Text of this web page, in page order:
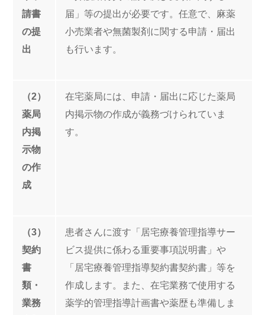
請書
の提
出
届」等の提出が必要です。任意で、麻薬
小売業者や無菌製剤に関する申請・届出
も行います。
（2）
薬局
内掲
示物
の作
成
在宅薬局には、申請・届出に応じた薬局
内掲示物の作成が義務づけられていま
す。
（3）
契約
書
類・
業務
患者さんに渡す「居宅療養管理指導サー
ビス提供に係わる重要事項説明書」や
「居宅療養管理指導契約書契約書」等を
作成します。また、在宅業務で使用する
薬学的管理指導計画書や薬歴も準備しま